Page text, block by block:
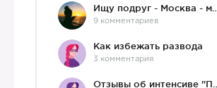
9 комментариев
Как избежать развода
3 комментария